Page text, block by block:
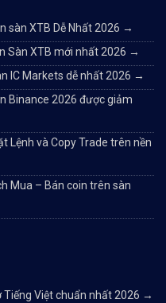
sàn XTB Dễ Nhất 2026 →
Sàn XTB mới nhất 2026 →
IC Markets dễ nhất 2026 →
Binance 2026 được giảm
Lệnh và Copy Trade trên nền
Mua – Bán coin trên sàn
Việt chuẩn nhất 2026 →